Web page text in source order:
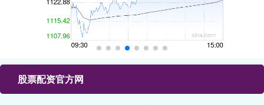
股票配资官方网